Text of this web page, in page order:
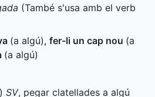
(També s'usa amb el verb
(a algú), fer-li un cap nou (a
(a algú)
SV, pegar clatellades a algú